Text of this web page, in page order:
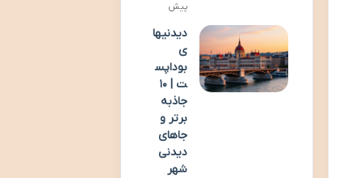
پیش
دیدنیها
ی
بوداپس
ت | ۱۰
جاذبه
برتر و
جاهای
دیدنی
شهر